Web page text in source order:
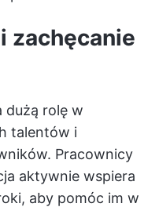
zachęcanie
dużą rolę w
talentów i
Pracownicy
aktywnie wspiera
aby pomóc im w